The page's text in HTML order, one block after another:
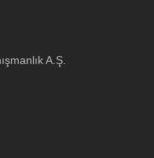
A.Ş.